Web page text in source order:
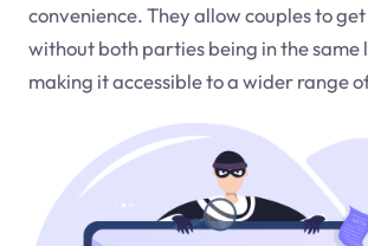
convenience. They allow couples to
without both parties being in the same
making it accessible to a wider range